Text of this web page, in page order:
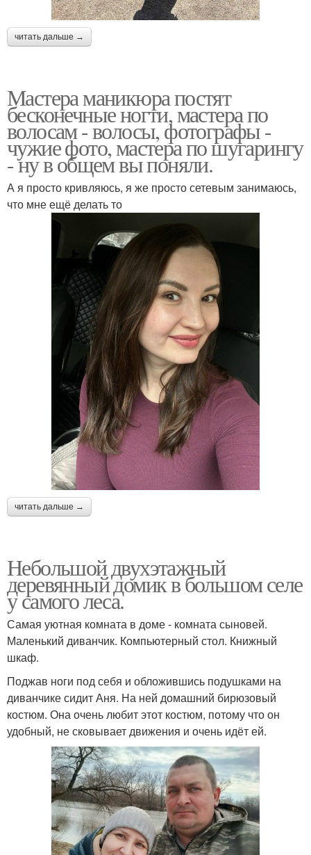
читать дальше →
Мастера маникюра постят
бесконечные ногти, мастера по
волосам - волосы, фотографы -
чужие фото, мастера по шугарингу
- ну в общем вы поняли.
А я просто кривляюсь, я же просто сетевым занимаюсь,
что мне ещё делать то
читать дальше →
Небольшой двухэтажный
деревянный домик в большом селе
у самого леса.
Самая уютная комната в доме - комната сыновей.
Маленький диванчик. Компьютерный стол. Книжный
шкаф.
Поджав ноги под себя и обложившись подушками на
диванчике сидит Аня. На ней домашний бирюзовый
костюм. Она очень любит этот костюм, потому что он
удобный, не сковывает движения и очень идёт ей.